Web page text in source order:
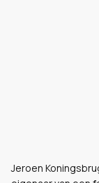
Jeroen